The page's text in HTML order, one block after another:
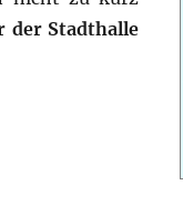
der Stadthalle